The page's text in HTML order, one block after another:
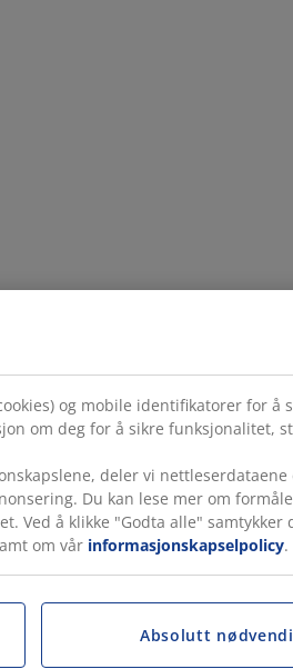
og mobile identifikatorer for
om deg for å sikre funksjonalitet,
deler vi
Du kan lese mer om
Ved å klikke "Godta alle"
om vår informasjonskapselpolicy.
Absolutt